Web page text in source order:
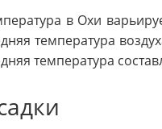
в Охи
температура
температура